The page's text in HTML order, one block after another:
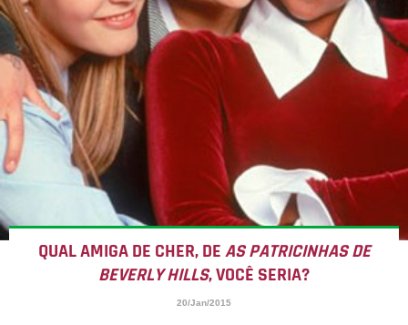
QUAL AMIGA DE CHER, DEAS PATRICINHAS DE
BEVERLY HILLS, VOCÊ SERIA?
20/Jan/2015